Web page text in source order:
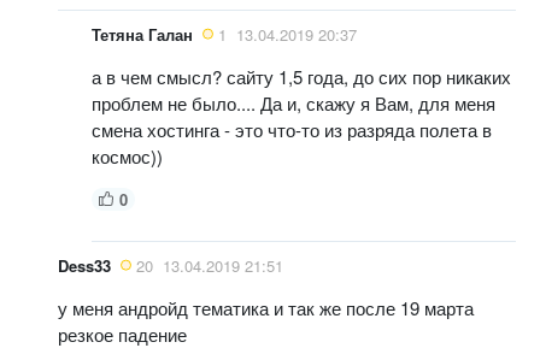
Тетяна Галан 1 13.04.2019 20:37
а в чем смысл? сайту 1,5 года, до сих пор никаких
проблем не было.... Да и, скажу я Вам, для меня
смена хостинга - это что-то из разряда полета в
космос))
0
Dess33 20 13.04.2019 21:51
у меня андройд тематика и так же после 19 марта
резкое падение